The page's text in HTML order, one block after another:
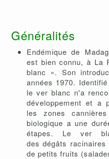
Généralités
Endémique de
est bien connu, à La
blanc ». Son
années 1970.
le ver blanc n'a
développement et a
les zones
biologique a une
étapes. Le ver
des dégâts
de petits fruits